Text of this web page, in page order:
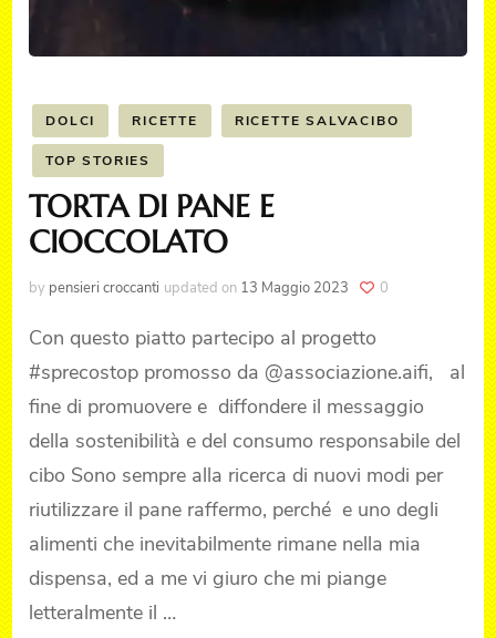
DOLCI RICETTE RICETTE SALVACIBO
TOP STORIES
TORTA DI PANE E
CIOCCOLATO
by pensieri croccanti updated on 13 Maggio 2023 0
Con questo piatto partecipo al progetto
#sprecostop promosso da @associazione.aifi, al
fine di promuovere e diffondere il messaggio
della sostenibilità e del consumo responsabile del
cibo Sono sempre alla ricerca di nuovi modi per
riutilizzare il pane raffermo, perché e uno degli
alimenti che inevitabilmente rimane nella mia
dispensa, ed a me vi giuro che mi piange
letteralmente il …